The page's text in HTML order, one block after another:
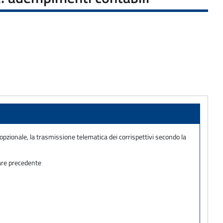
la trasmissione telematica dei corrispettivi secondo la
precedente